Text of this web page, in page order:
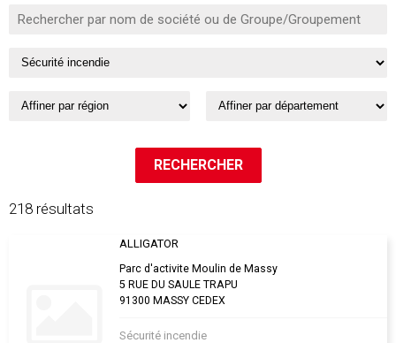
218 résultats
ALLIGATOR
Parc d'activite Moulin de Massy
5 RUE DU SAULE TRAPU
91300 MASSY CEDEX
Sécurité incendie